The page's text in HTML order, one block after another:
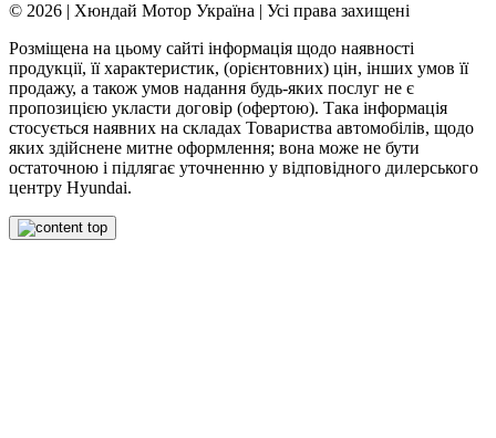
© 2026 | Хюндай Мотор Україна | Усі права захищені
Розміщена на цьому сайті інформація щодо наявності
продукції, її характеристик, (орієнтовних) цін, інших умов її
продажу, а також умов надання будь-яких послуг не є
пропозицією укласти договір (офертою). Така інформація
стосується наявних на складах Товариства автомобілів, щодо
яких здійснене митне оформлення; вона може не бути
остаточною і підлягає уточненню у відповідного дилерського
центру Hyundai.